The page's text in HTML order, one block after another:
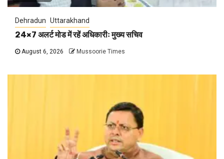
Dehradun Uttarakhand
24×7 अलर्ट मोड में रहें अधिकारीः मुख्य सचिव
August 6, 2026 Mussoorie Times